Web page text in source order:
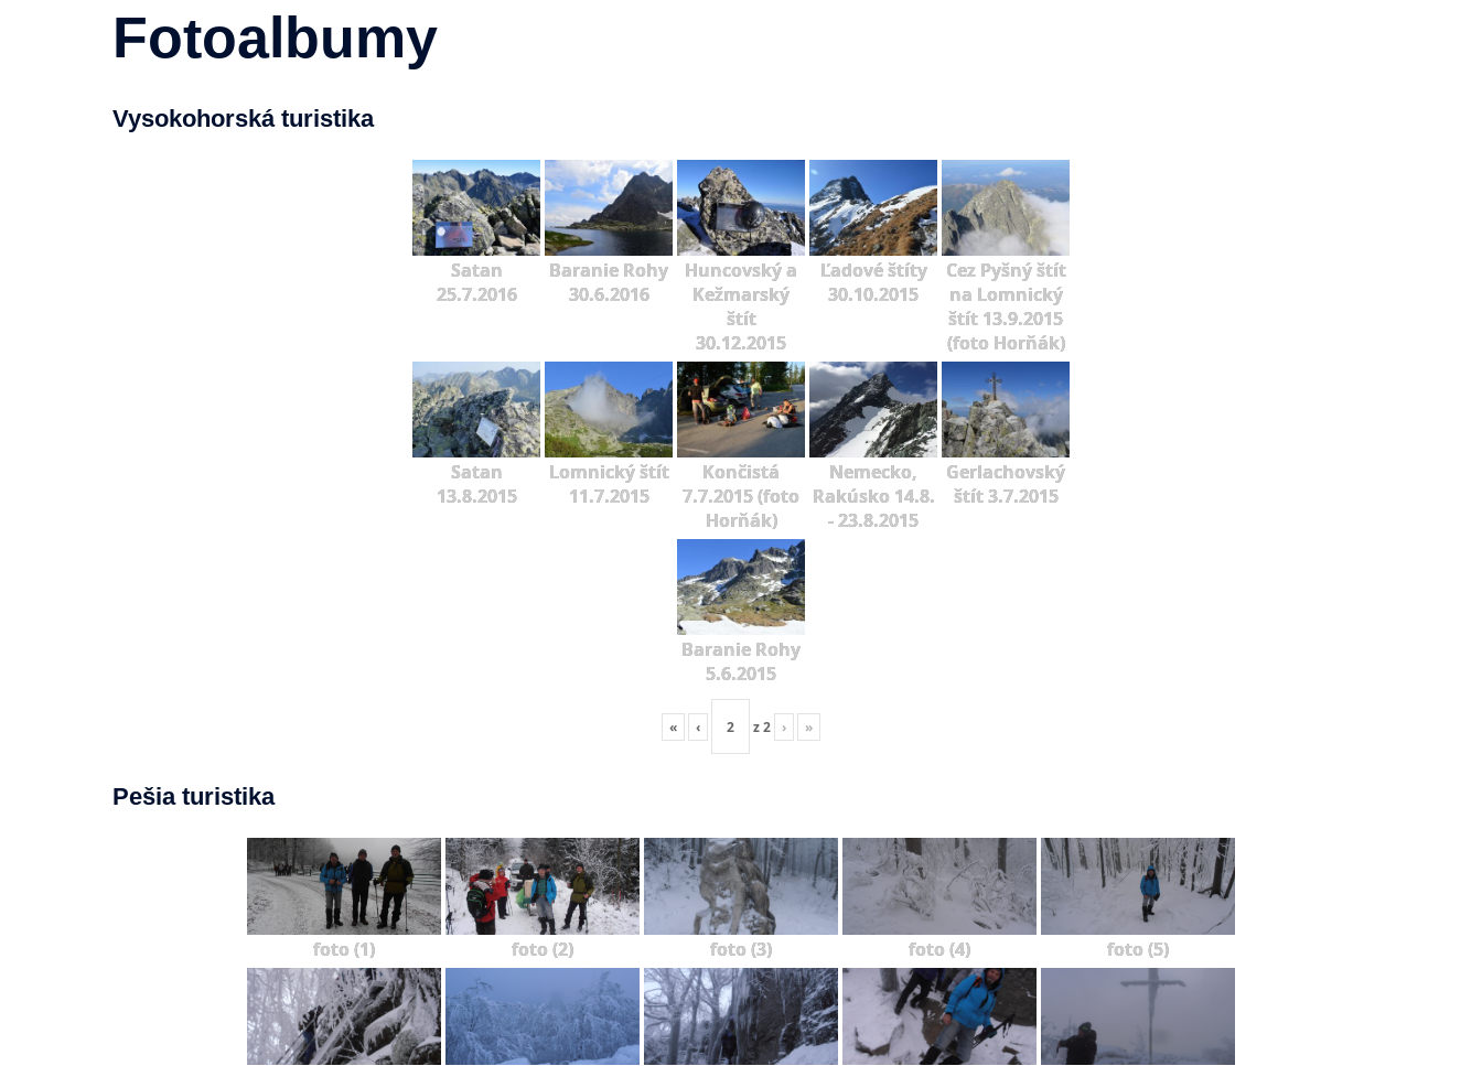
Fotoalbumy
Vysokohorská turistika
Satan
25.7.2016
Baranie Rohy
30.6.2016
Huncovský a
Kežmarský
štít
30.12.2015
Ľadové štíty
30.10.2015
Cez Pyšný štít
na Lomnický
štít 13.9.2015
(foto Horňák)
Satan
13.8.2015
Lomnický štít
11.7.2015
Končistá
7.7.2015 (foto
Horňák)
Nemecko,
Rakúsko 14.8.
- 23.8.2015
Gerlachovský
štít 3.7.2015
Baranie Rohy
5.6.2015
« ‹ z2 › »
Pešia turistika
foto (1) foto (2) foto (3) foto (4) foto (5)